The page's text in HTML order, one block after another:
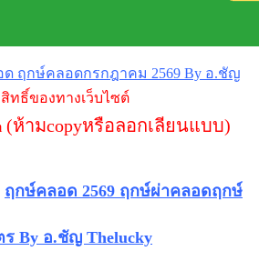
ฤกษ์คลอดกรกฎาคม 2569 By อ.ชัญ
ทธิ์ของทางเว็บไซต์
(ห้ามcopyหรือลอกเลียนแบบ)
ฤกษ์คลอด 2569 ฤกษ์ผ่าคลอดฤกษ์
By อ.ชัญ Thelucky